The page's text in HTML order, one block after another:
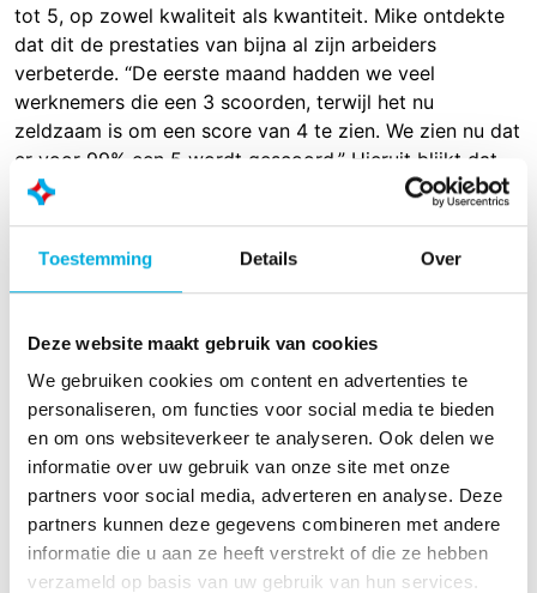
Toestemming Details Over
Deze website maakt gebruik van cookies
We gebruiken cookies om content en advertenties te
personaliseren, om functies voor social media te bieden
en om ons websiteverkeer te analyseren. Ook delen we
informatie over uw gebruik van onze site met onze
partners voor social media, adverteren en analyse. Deze
partners kunnen deze gegevens combineren met andere
informatie die u aan ze heeft verstrekt of die ze hebben
verzameld op basis van uw gebruik van hun services.
tot 5, op zowel kwaliteit als kwantiteit. Mike ontdekte
dat dit de prestaties van bijna al zijn arbeiders
verbeterde. “De eerste maand hadden we veel
werknemers die een 3 scoorden, terwijl het nu
zeldzaam is om een score van 4 te zien. We zien nu dat
er voor 99% een 5 wordt gescoord.” Hieruit blijkt dat
Check-IT helpt om de motivatie van werknemers te
Naast een verbeterde kwantiteit en kwaliteit van het
geoogste gewas en een verhoogde motivatie van de
van de werknemers te verbeteren. “Voorheen
beoordeelde we medewerkers alleen op hun snelheid.
Nu we ook de kwaliteit van de oogst beoordelen,
voelen de arbeiders die altijd wat trager waren maar
topkwaliteit oogstten, zich ook gewaardeerd. Een
ander punt is dat we erachter kwamen dat sommige
van onze werknemers uitstekende plukkers waren,
maar niet zo goed waren in snoeien en omgekeerd.
Dankzij Check-IT kunnen we die dingen zien, zodat we